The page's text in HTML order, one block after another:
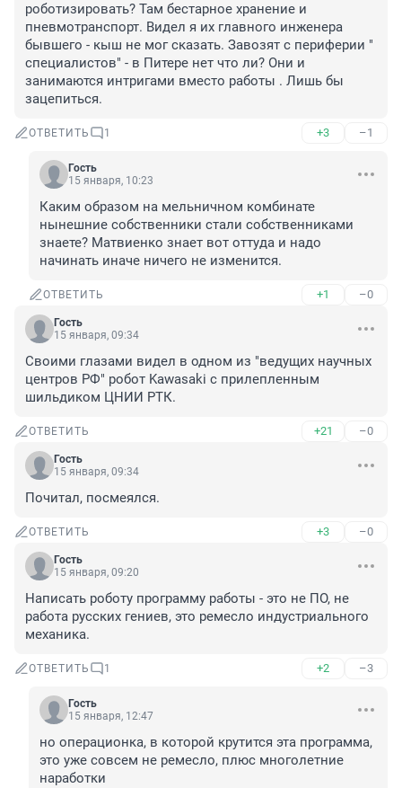
роботизировать? Там бестарное хранение и
пневмотранспорт. Видел я их главного инженера
бывшего - кыш не мог сказать. Завозят с периферии "
специалистов" - в Питере нет что ли? Они и
занимаются интригами вместо работы . Лишь бы
зацепиться.
ОТВЕТИТЬ 1 +3 –1
Гость
15 января, 10:23
Каким образом на мельничном комбинате
нынешние собственники стали собственниками
знаете? Матвиенко знает вот оттуда и надо
начинать иначе ничего не изменится.
ОТВЕТИТЬ +1 –0
Гость
15 января, 09:34
Своими глазами видел в одном из "ведущих научных
центров РФ" робот Kawasaki с прилепленным
шильдиком ЦНИИ РТК.
ОТВЕТИТЬ +21 –0
Гость
15 января, 09:34
Почитал, посмеялся.
ОТВЕТИТЬ +3 –0
Гость
15 января, 09:20
Написать роботу программу работы - это не ПО, не
работа русских гениев, это ремесло индустриального
механика.
ОТВЕТИТЬ 1 +2 –3
Гость
15 января, 12:47
но операционка, в которой крутится эта программа,
это уже совсем не ремесло, плюс многолетние
наработки